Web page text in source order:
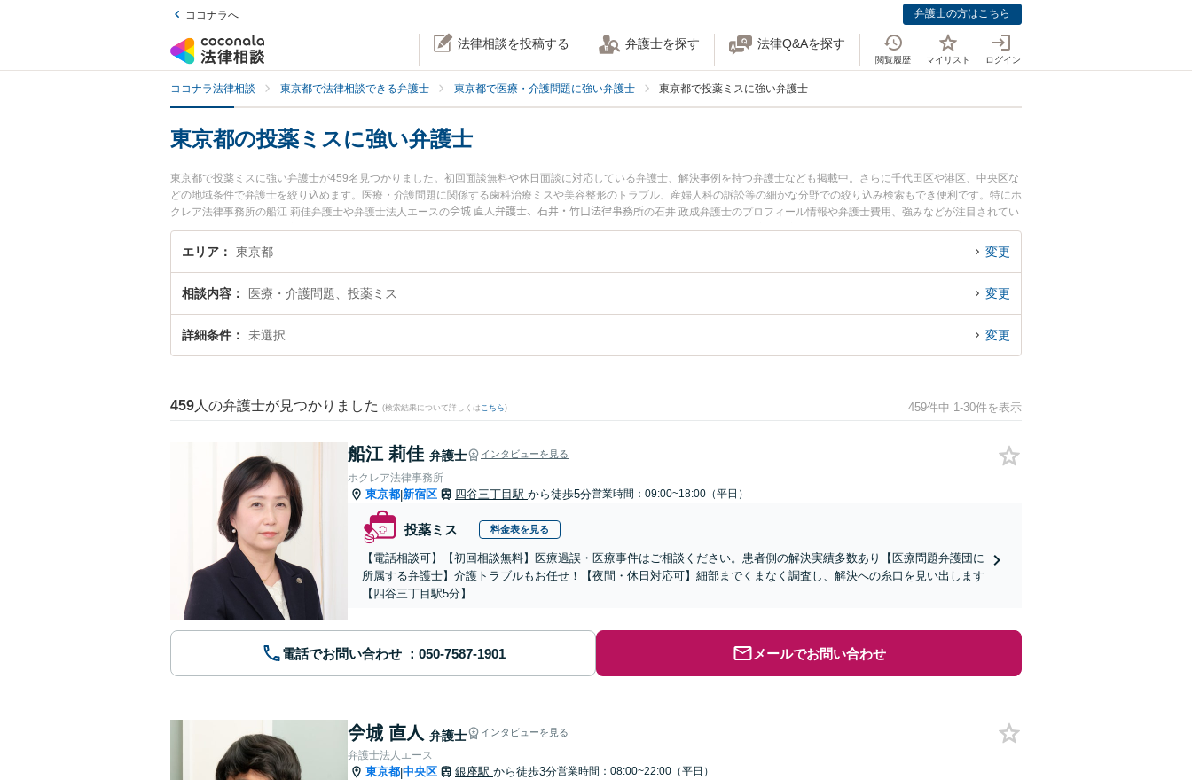
ココナラへ 弁護士の方はこちら
法律相談を投稿する 弁護士を探す 法律Q&Aを探す
閲覧履歴 マイリスト ログイン
ココナラ法律相談 東京都で法律相談できる弁護士 東京都で医療・介護問題に強い弁護士 東京都で投薬ミスに強い弁護士
東京都の投薬ミスに強い弁護士
東京都で投薬ミスに強い弁護士が459名見つかりました。初回面談無料や休日面談に対応している弁護士、解決事例を持つ弁護士なども掲載中。さらに千代田区や港区、中央区な
どの地域条件で弁護士を絞り込めます。医療・介護問題に関係する歯科治療ミスや美容整形のトラブル、産婦人科の訴訟等の細かな分野での絞り込み検索もでき便利です。特にホ
クレア法律事務所の船江 莉佳弁護士や弁護士法人エースの𫝆城 直人弁護士、石井・竹口法律事務所の石井 政成弁護士のプロフィール情報や弁護士費用、強みなどが注目されてい
ます。『東京都で土日や夜間に発生した投薬ミスのトラブルを今すぐに弁護士に相談したい』『投薬ミスのトラブル解決の実績豊富な近くの弁護士を検索したい』『初回相談無料
で投薬ミスを法律相談できる東京都内の弁護士に相談予約したい』などでお困りの相談者さんにおすすめです。
エリア 東京都 変更
相談内容 医療・介護問題、投薬ミス 変更
詳細条件 未選択 変更
459 人の弁護士が見つかりました (検索結果について詳しくは こちら) 459件中 1-30件を表示
船江 莉佳 弁護士 インタビューを見る
ホクレア法律事務所
東京都|新宿区 四谷三丁目駅 から徒歩5分営業時間：09:00~18:00（平日）
投薬ミス 料金表を見る
【電話相談可】【初回相談無料】医療過誤・医療事件はご相談ください。患者側の解決実績多数あり【医療問題弁護団に
所属する弁護士】介護トラブルもお任せ！【夜間・休日対応可】細部までくまなく調査し、解決への糸口を見い出します
【四谷三丁目駅5分】
電話でお問い合わせ メールでお問い合わせ
𫝆城 直人 弁護士 インタビューを見る
弁護士法人エース
東京都|中央区 銀座駅 から徒歩3分営業時間：08:00~22:00（平日）